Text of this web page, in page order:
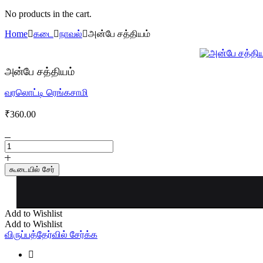
No products in the cart.
Home கடை நாவல் அன்பே சத்தியம்
அன்பே சத்தியம்
வரலொட்டி ரெங்கசாமி
₹360.00
அன்பே
சத்தியம்
quantity
கூடையில் சேர்
Add to Wishlist
Add to Wishlist
விருப்பத்தேர்வில் சேர்க்க